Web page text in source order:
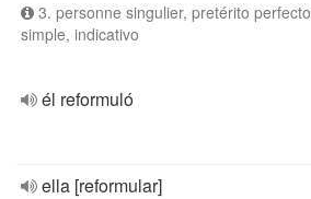
3. personne singulier, pretérito perfecto
simple, indicativo
él reformuló
ella [reformular]